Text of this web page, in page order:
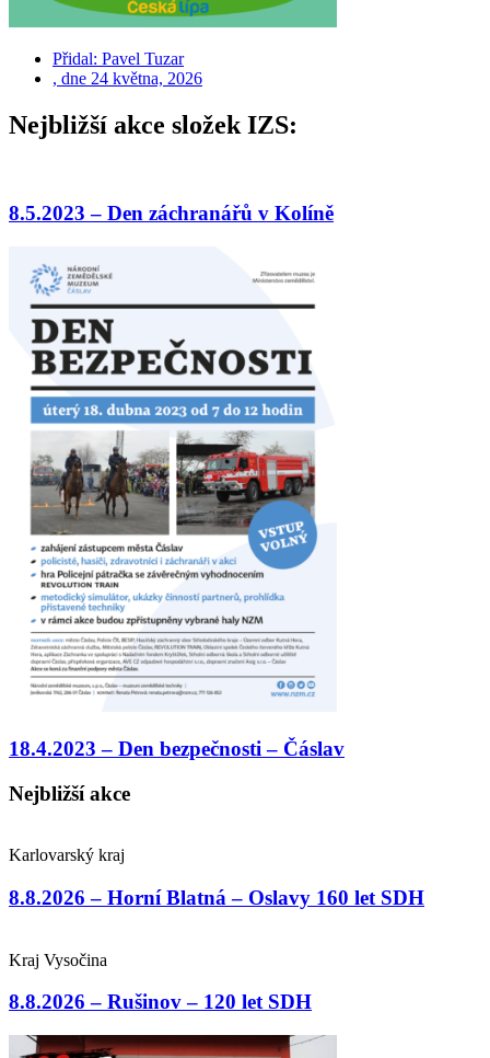
Přidal: Pavel Tuzar
, dne 24 května, 2026
Nejbližší akce složek IZS:
8.5.2023 – Den záchranářů v Kolíně
18.4.2023 – Den bezpečnosti – Čáslav
Nejbližší akce
Karlovarský kraj
8.8.2026 – Horní Blatná – Oslavy 160 let SDH
Kraj Vysočina
8.8.2026 – Rušinov – 120 let SDH